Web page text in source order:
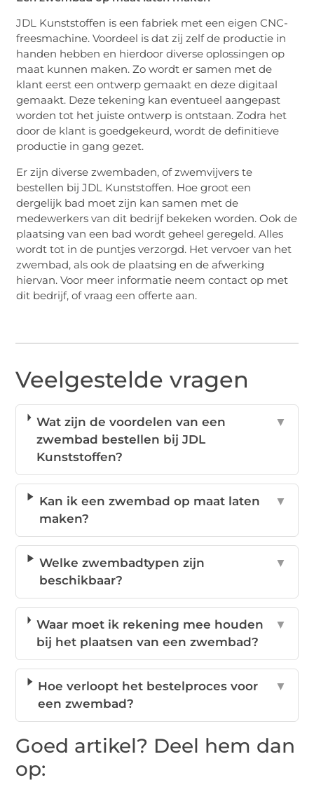
JDL Kunststoffen is een fabriek met een eigen CNC-
freesmachine. Voordeel is dat zij zelf de productie in
handen hebben en hierdoor diverse oplossingen op
maat kunnen maken. Zo wordt er samen met de
klant eerst een ontwerp gemaakt en deze digitaal
gemaakt. Deze tekening kan eventueel aangepast
worden tot het juiste ontwerp is ontstaan. Zodra het
door de klant is goedgekeurd, wordt de definitieve
productie in gang gezet.
Er zijn diverse zwembaden, of zwemvijvers te
bestellen bij JDL Kunststoffen. Hoe groot een
dergelijk bad moet zijn kan samen met de
medewerkers van dit bedrijf bekeken worden. Ook de
plaatsing van een bad wordt geheel geregeld. Alles
wordt tot in de puntjes verzorgd. Het vervoer van het
zwembad, als ook de plaatsing en de afwerking
hiervan. Voor meer informatie neem contact op met
dit bedrijf, of vraag een offerte aan.
Veelgestelde vragen
Wat zijn de voordelen van een
zwembad bestellen bij JDL
Kunststoffen?
▼
Kan ik een zwembad op maat laten
maken?
▼
Welke zwembadtypen zijn
beschikbaar?
▼
Waar moet ik rekening mee houden
bij het plaatsen van een zwembad?
▼
Hoe verloopt het bestelproces voor
een zwembad?
▼
Goed artikel? Deel hem dan
op: